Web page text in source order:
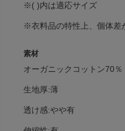
※( )内は適応サイズ
※衣料品の特性上、個体差
素材
オーガニックコットン70
生地厚:薄
透け感:やや有